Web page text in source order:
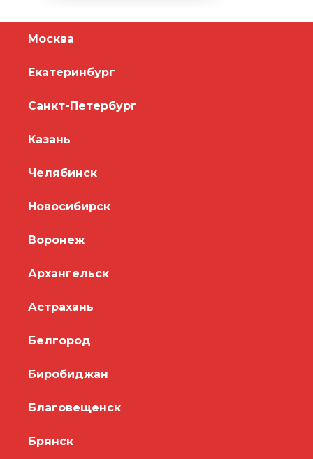
Москва
Екатеринбург
Санкт-Петербург
Казань
Челябинск
Новосибирск
Воронеж
Архангельск
Астрахань
Белгород
Биробиджан
Благовещенск
Брянск